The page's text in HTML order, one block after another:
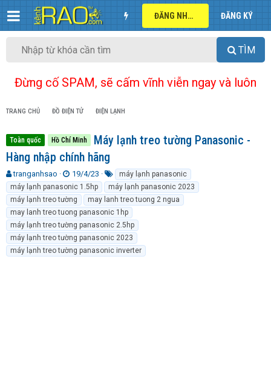
ĐĂNG NHẬP ĐĂNG KÝ
TÌM
Đừng cố SPAM, sẽ cấm vĩnh viễn ngay và luôn
TRANG CHỦ ĐỒ ĐIỆN TỬ ĐIỆN LẠNH
Toàn quốc Hồ Chí Minh
Máy lạnh treo tường Panasonic -
Hàng nhập chính hãng
T
h
r
e
a
d
s
t
tranganhsao
N
g
à
y
g
ử
i
19/4/23
ừ
k
h
ó
a
máy lạnh panasonic
máy lạnh panasonic 1.5hp
máy lạnh panasonic 2023
máy lạnh treo tường
may lanh treo tuong 2 ngua
may lanh treo tuong panasonic 1hp
máy lạnh treo tường panasonic 2.5hp
máy lạnh treo tường panasonic 2023
máy lạnh treo tường panasonic inverter